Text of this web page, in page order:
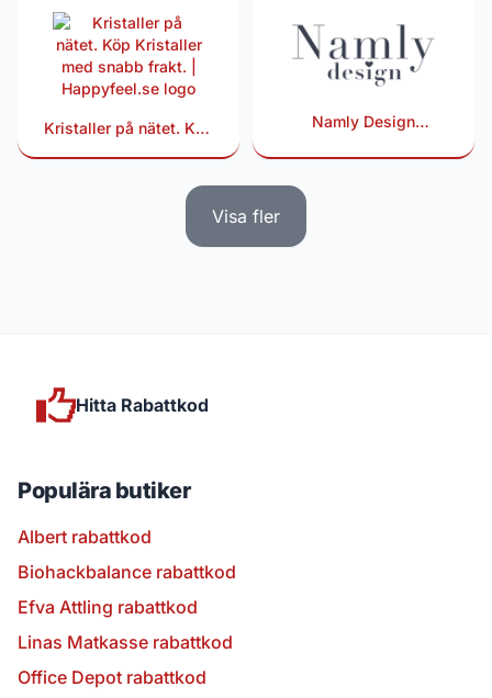
Kristaller på nätet. Köp
Namly Design
Visa fler
Hitta Rabattkod
Populära butiker
Albert rabattkod
Biohackbalance rabattkod
Efva Attling rabattkod
Linas Matkasse rabattkod
Office Depot rabattkod